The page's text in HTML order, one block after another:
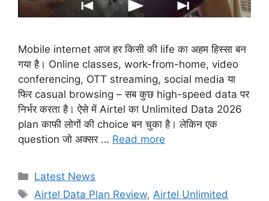
Mobile internet आज हर किसी की life का अहम हिस्सा बन
गया है। Online classes, work-from-home, video
conferencing, OTT streaming, social media या
फिर casual browsing – सब कुछ high-speed data पर
निर्भर करता है। ऐसे में Airtel का Unlimited Data 2026
plan काफी लोगों की choice बन चुका है। लेकिन एक
question जो अक्सर … Read more
Categories
Latest News
Tags
Airtel Data Plan Review, Airtel Unlimited